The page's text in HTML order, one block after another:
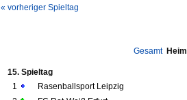
« vorheriger Spieltag
GesamtHeim
15. Spieltag
1
Rasenballsport Leipzig